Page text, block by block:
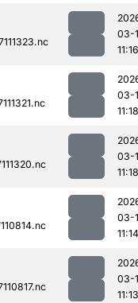
03-
11:16
03-
11:18
03-
11:18
03-
11:14
03-
11:13